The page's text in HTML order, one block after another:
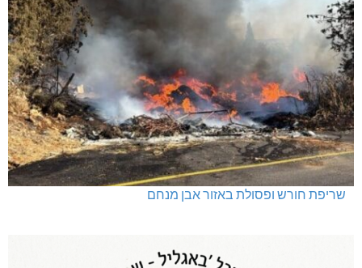
שריפת חורש ופסולת באזור אבן מנחם